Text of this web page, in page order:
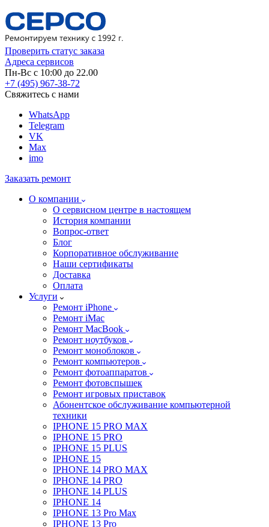
Проверить статус заказа
Адреса сервисов
Пн-Вс с 10:00 до 22.00
+7 (495) 967-38-72
Свяжитесь с нами
WhatsApp
Telegram
VK
Max
imo
Заказать ремонт
О компании
О сервисном центре в настоящем
История компании
Вопрос-ответ
Блог
Корпоративное обслуживание
Наши сертификаты
Доставка
Оплата
Услуги
Ремонт iPhone
Ремонт iMac
Ремонт MacBook
Ремонт ноутбуков
Ремонт моноблоков
Ремонт компьютеров
Ремонт фотоаппаратов
Ремонт фотовспышек
Ремонт игровых приставок
Абонентское обслуживание компьютерной
техники
IPHONE 15 PRO MAX
IPHONE 15 PRO
IPHONE 15 PLUS
IPHONE 15
IPHONE 14 PRO MAX
IPHONE 14 PRO
IPHONE 14 PLUS
IPHONE 14
IPHONE 13 Pro Max
IPHONE 13 Pro